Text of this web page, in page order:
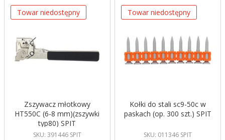
Towar niedostępny
Zszywacz młotkowy
HT550C (6-8 mm)(zszywki
typ80) SPIT
SKU: 391446 SPIT
Towar niedostępny
Kołki do stali sc9-50c w
paskach (op. 300 szt.) SPIT
SKU: 011346 SPIT